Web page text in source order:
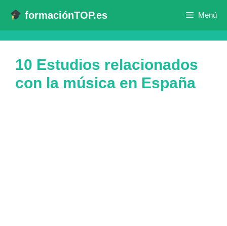
contenido
formaciónTOP.es Menú
10 Estudios relacionados
con la música en España